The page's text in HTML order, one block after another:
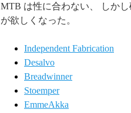
MTB は性に合わない、 しか
が欲しくなった。
Independent Fabrication
Desalvo
Breadwinner
Stoemper
EmmeAkka